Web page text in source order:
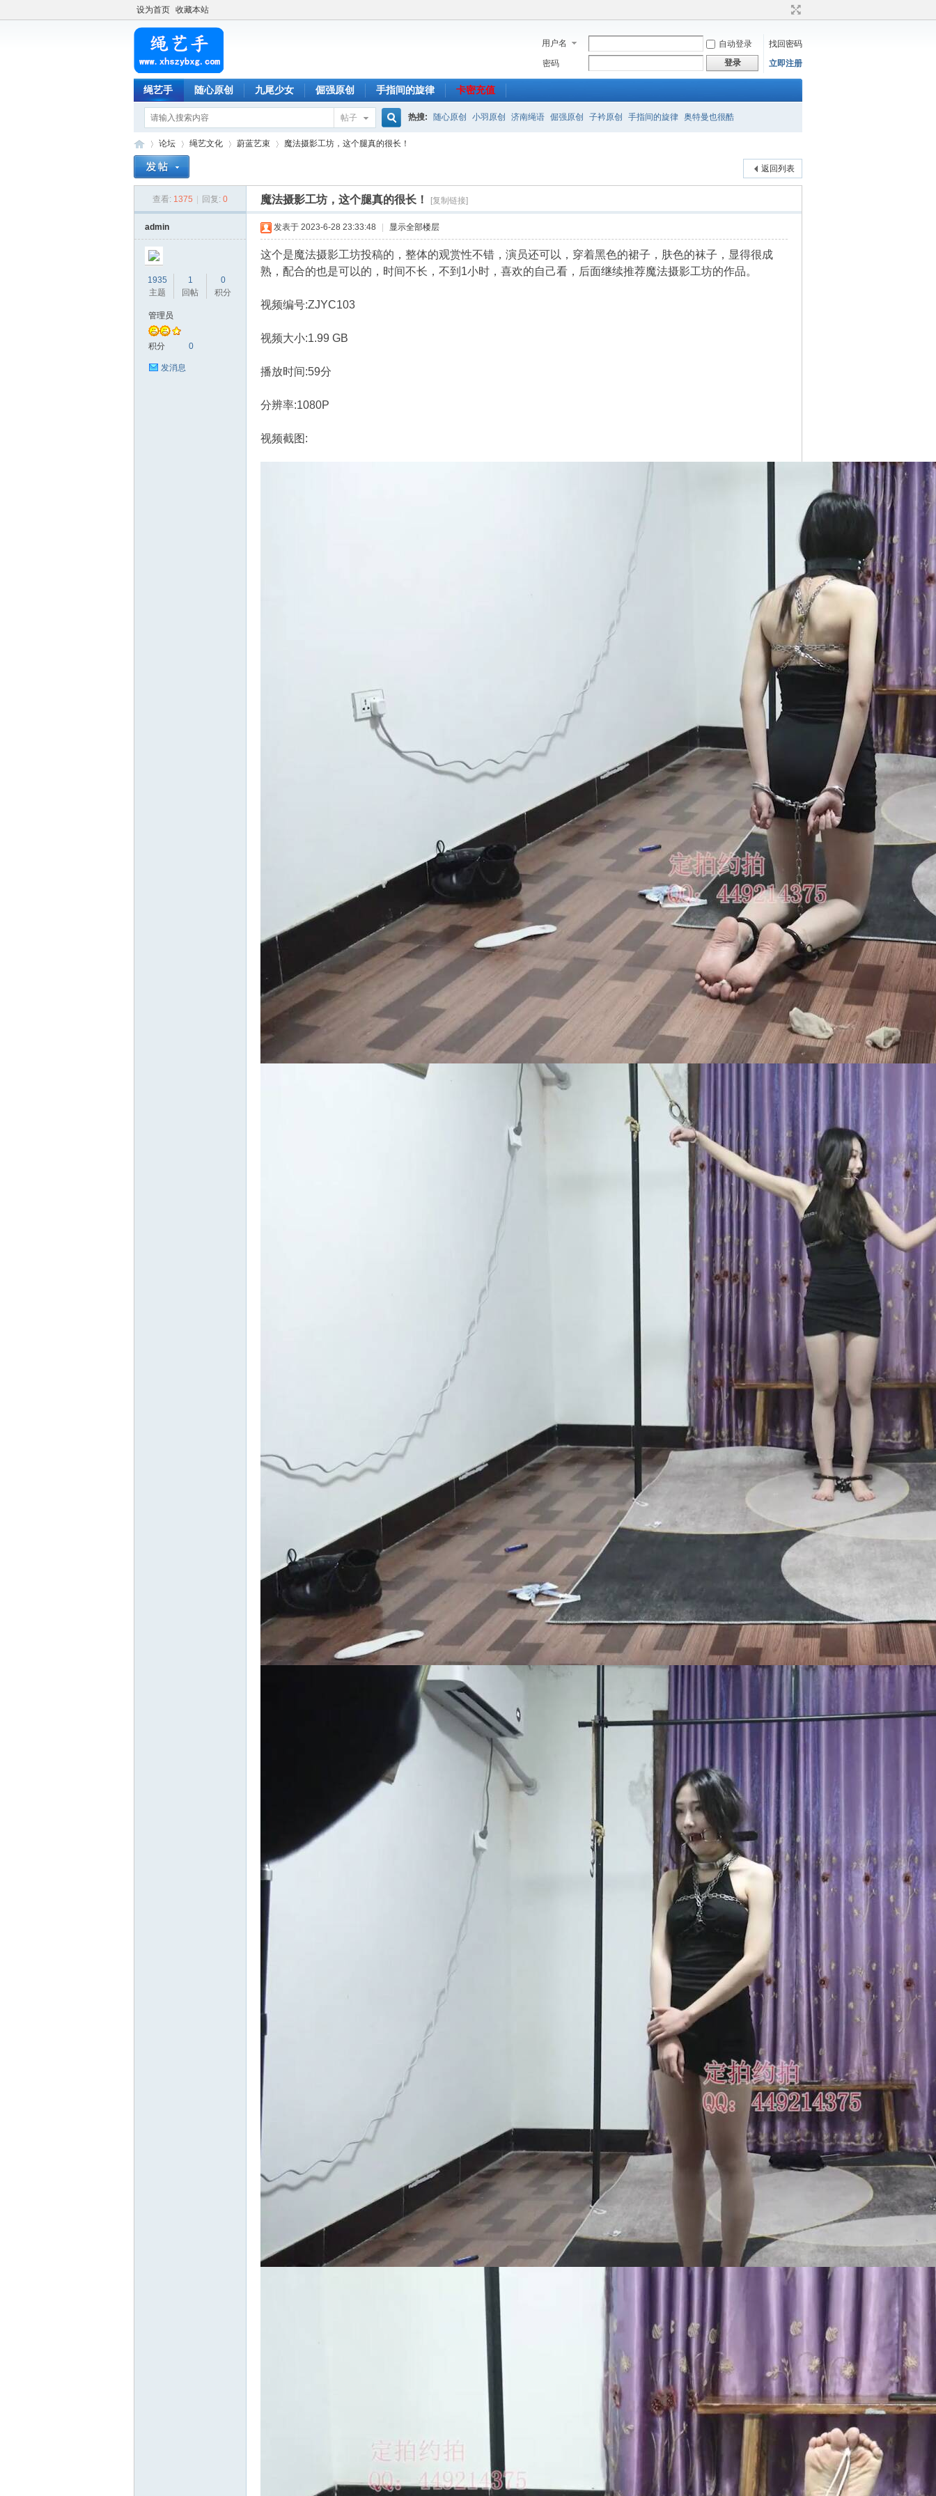
设为首页 收藏本站
用户名 自动登录
找回密码
密码
登录 立即注册
绳艺手 随心原创 九尾少女 倔强原创 手指间的旋律 卡密充值
帖子
搜
索
热搜: 随心原创 小羽原创 济南绳语 倔强原创 子衿原创 手指间的旋律 奥特曼也很酷
论坛
›
绳艺文化
›
蔚蓝艺束
›
魔法摄影工坊，这个腿真的很长！
返回列表
查看: 1375 回复: 0 魔法摄影工坊，这个腿真的很长！ [复制链接]
admin
1935
主题
1
回帖
0
积分
管理员
积分 0
发消息
发表于 2023-6-28 23:33:48 显示全部楼层
这个是魔法摄影工坊投稿的，整体的观赏性不错，演员还可以，穿着黑色的裙子，肤色的袜子，显得很成
熟，配合的也是可以的，时间不长，不到1小时，喜欢的自己看，后面继续推荐魔法摄影工坊的作品。
视频编号:ZJYC103
视频大小:1.99 GB
播放时间:59分
分辨率:1080P
视频截图: